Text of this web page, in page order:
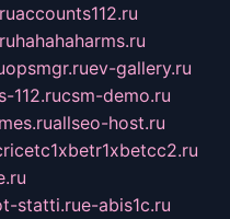
accounts112.ru
hahahaharms.ru
opsmgr.ruev-gallery.ru
112.rucsm-demo.ru
allseo-host.ru
statti.rue-abis1c.ru